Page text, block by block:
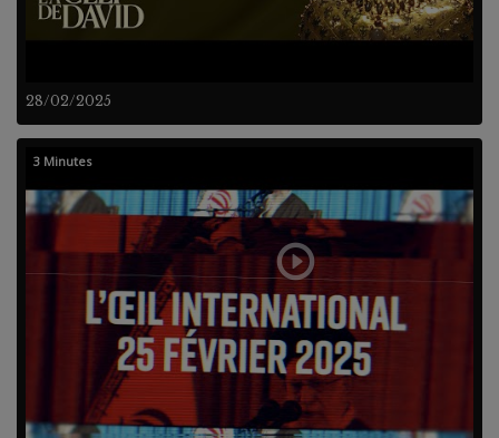
28/02/2025
3 Minutes